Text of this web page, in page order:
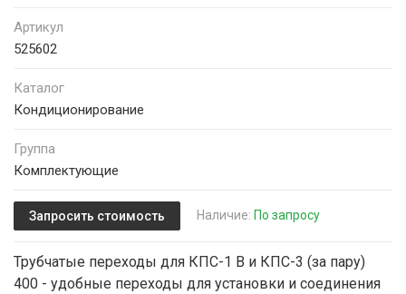
Артикул
525602
Каталог
Кондиционирование
Группа
Комплектующие
Запросить стоимость Наличие: По запросу
Трубчатые переходы для КПС-1 В и КПС-3 (за пару)
400 - удобные переходы для установки и соединения